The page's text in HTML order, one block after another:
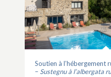
Soutien à l’hébergement
– Sustegnu à l’albergata